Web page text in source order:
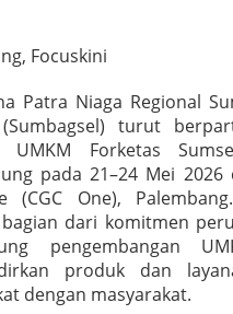
s
l
a
i
r
k
a
n
U
M
Focuskini
Patra Niaga Regional
turut
UMKM Forketas
pada 21–24 Mei
(CGC One),
dari komitmen
pengembangan
produk dan
dengan masyarakat.